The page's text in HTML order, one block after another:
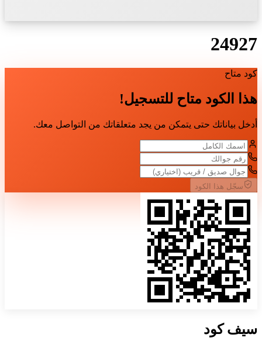
24927
كود متاح
هذا الكود متاح للتسجيل!
أدخل بياناتك حتى يتمكن من يجد متعلقاتك من التواصل معك.
سجّل هذا الكود
سيفكود